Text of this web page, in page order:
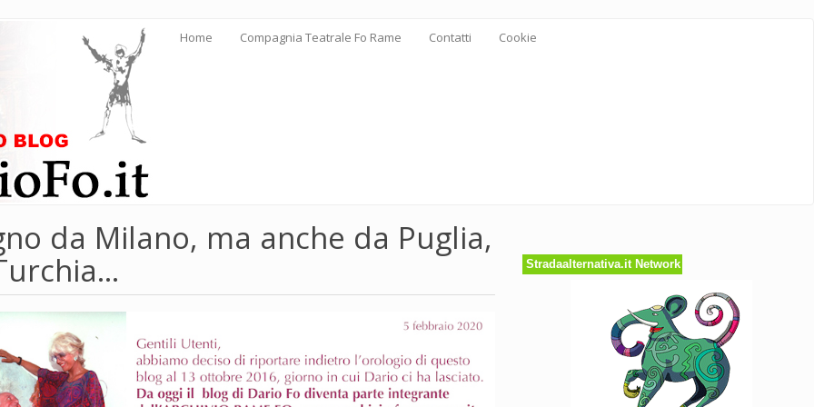
Home Compagnia Teatrale Fo Rame Contatti Cookie
da Milano, ma anche da Puglia,
Stradaalternativa.it Network